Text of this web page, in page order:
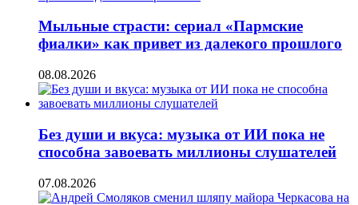
Мыльные страсти: сериал «Пармские
фиалки» как привет из далекого прошлого
08.08.2026
Без души и вкуса: музыка от ИИ пока не
способна завоевать миллионы слушателей
07.08.2026